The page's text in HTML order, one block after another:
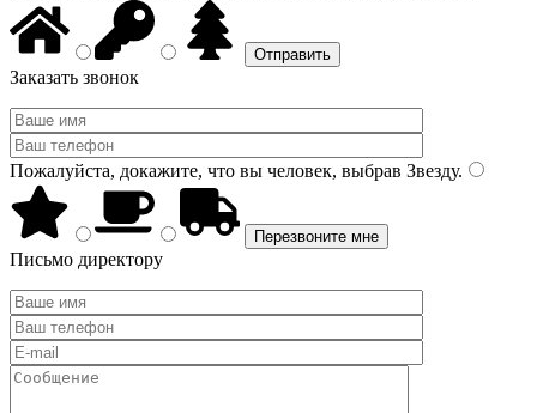
Заказать звонок
Пожалуйста, докажите, что вы человек, выбрав Звезду.
Письмо директору